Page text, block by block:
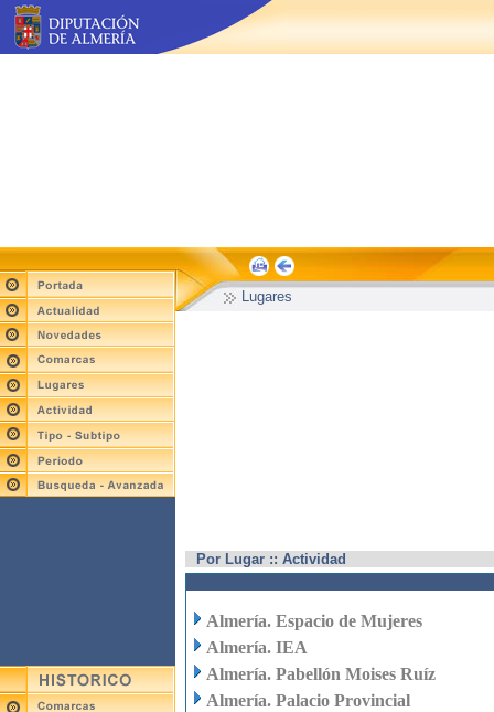
Lugares
Por Lugar :: Actividad
Almería. Espacio de Mujeres
Almería. IEA
Almería. Pabellón Moises Ruíz
Almería. Palacio Provincial